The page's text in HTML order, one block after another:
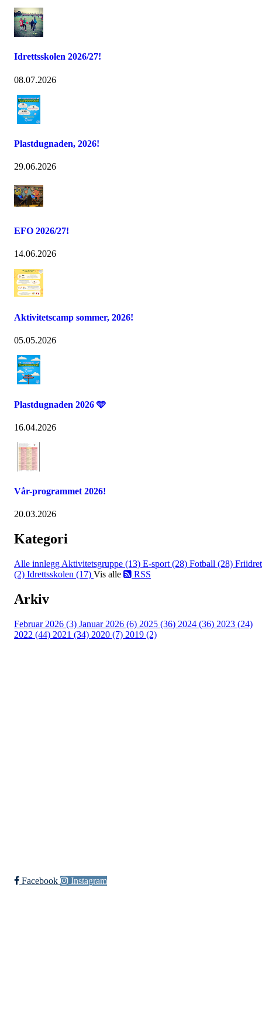
Idrettsskolen 2026/27!
08.07.2026
Plastdugnaden, 2026!
29.06.2026
EFO 2026/27!
14.06.2026
Aktivitetscamp sommer, 2026!
05.05.2026
Plastdugnaden 2026 🩵
16.04.2026
Vår-programmet 2026!
20.03.2026
Kategori
Alle innlegg Aktivitetsgruppe (13) E-sport (28) Fotball (28)
(2) Idrettsskolen (17) Vis alle RSS
Arkiv
Februar 2026 (3) Januar 2026 (6) 2025 (36) 2024 (36) 2023 (24)
2022 (44) 2021 (34) 2020 (7) 2019 (2)
Facebook Instagram